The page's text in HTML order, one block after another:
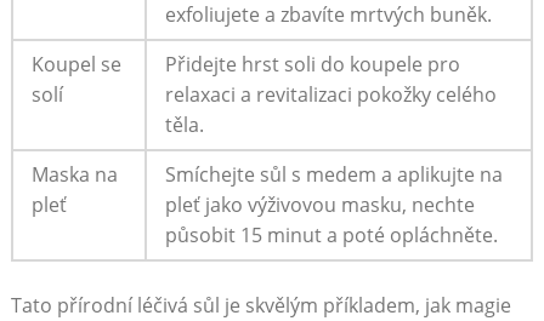
exfoliujete a zbavíte⁤ mrtvých buněk.
Koupel se
solí
Přidejte hrst soli do koupele⁢ pro
relaxaci a⁤ revitalizaci ⁤pokožky celého
těla.
Maska na
pleť
Smíchejte ⁣sůl ​s medem‌ a⁢ aplikujte na
pleť ​jako výživovou masku, nechte
působit 15 minut a poté​ opláchněte.
Tato přírodní léčivá sůl je skvělým příkladem,‍ jak magie